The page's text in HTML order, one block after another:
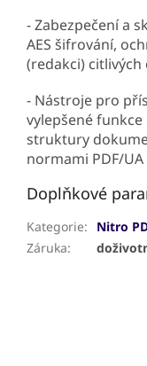
- Zabezpečení a
AES šifrování,
(redakci)
- Nástroje pro
vylepšené
struktury
normami PDF/
Doplňkové
Kategorie:
Nitro
Záruka: